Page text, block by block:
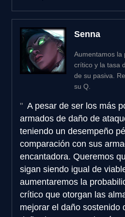
Senna
Aumentamos la
crítico y la tasa
de su pasiva.
su Q.
A pesar de ser los más
armados de daño de
teniendo un desempeño
comparación con sus
encantadora. Queremos
sigan siendo igual de
aumentaremos la
crítico que otorgan las
mejorar el daño sostenido